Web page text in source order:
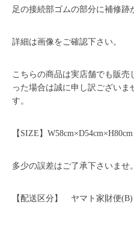
足の接続部ゴムの部分に補修跡
詳細は画像をご確認下さい。
こちらの商品は実店舗でも販
った場合は誠に申し訳ございま
す。
【SIZE】
多少の誤差はご了承下さいませ。
【配送区分】 ヤマト家財便(B)